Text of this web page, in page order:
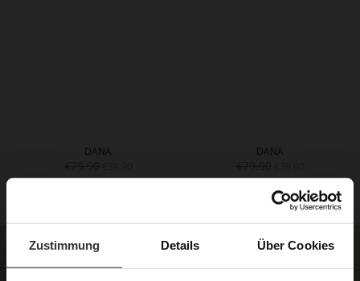
Zustimmung Details Über Cookies
DANA DANA